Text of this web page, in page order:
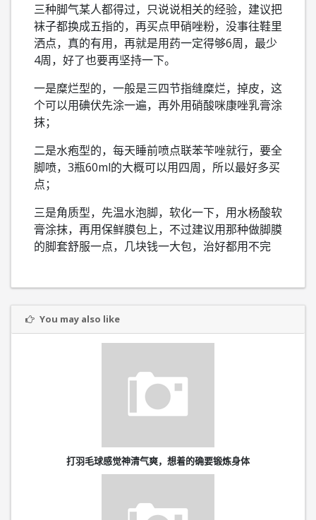
三种脚气某人都得过，只说说相关的经验，建议把
袜子都换成五指的，再买点甲硝唑粉，没事往鞋里
洒点，真的有用，再就是用药一定得够6周，最少
4周，好了也要再坚持一下。
一是糜烂型的，一般是三四节指缝糜烂，掉皮，这
个可以用碘伏先涂一遍，再外用硝酸咪康唑乳膏涂
抹；
二是水疱型的，每天睡前喷点联苯苄唑就行，要全
脚喷，3瓶60ml的大概可以用四周，所以最好多买
点；
三是角质型，先温水泡脚，软化一下，用水杨酸软
膏涂抹，再用保鲜膜包上，不过建议用那种做脚膜
的脚套舒服一点，几块钱一大包，治好都用不完
You may also like
打羽毛球感觉神清气爽，想着的确要锻炼身体